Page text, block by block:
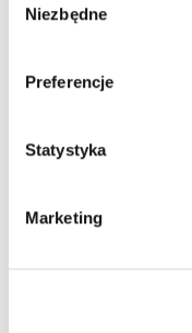
zgody
Niezbędne
Preferencje
Statystyka
Marketing
2
Manualna
Fra kr